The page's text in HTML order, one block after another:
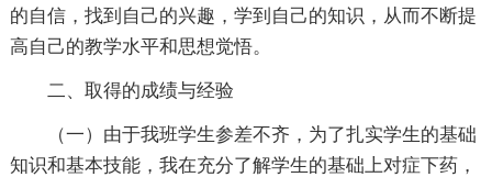
的自信，找到自己的兴趣，学到自己的知识，从而不断提
高自己的教学水平和思想觉悟。
二、取得的成绩与经验
（一）由于我班学生参差不齐，为了扎实学生的基础
知识和基本技能，我在充分了解学生的基础上对症下药，